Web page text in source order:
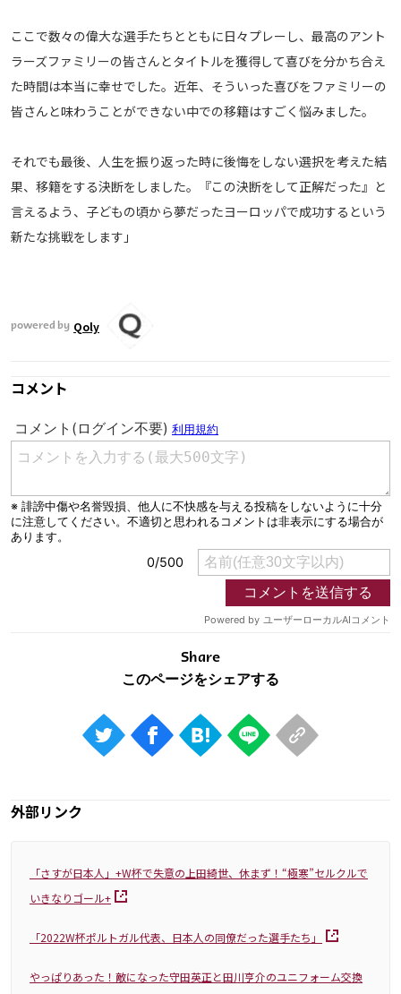
ここで数々の偉大な選手たちとともに日々プレーし、最高のアント
ラーズファミリーの皆さんとタイトルを獲得して喜びを分かち合え
た時間は本当に幸せでした。近年、そういった喜びをファミリーの
皆さんと味わうことができない中での移籍はすごく悩みました。
それでも最後、人生を振り返った時に後悔をしない選択を考えた結
果、移籍をする決断をしました。『この決断をして正解だった』と
言えるよう、子どもの頃から夢だったヨーロッパで成功するという
新たな挑戦をします」
powered by Qoly
コメント
Share
外部リンク
「さすが日本人」+W杯で失意の上田綺世、休まず！“極寒”セルクルで
いきなりゴール+
「2022W杯ポルトガル代表、日本人の同僚だった選手たち」
やっぱりあった！敵になった守田英正と田川亨介のユニフォーム交換